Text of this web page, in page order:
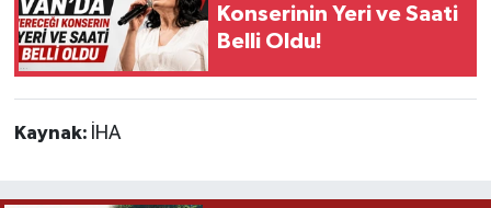
Konserinin Yeri ve Saati
Belli Oldu!
Kaynak: İHA